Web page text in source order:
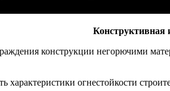
Конструктивная
конструкции негорючими
огнестойкости